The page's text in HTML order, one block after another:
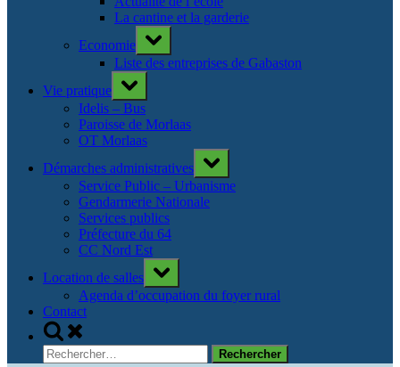
La cantine et la garderie
Economie
Toggle
sub-
menu
Liste des entreprises de Gabaston
Vie pratique
Toggle
sub-
menu
Idelis – Bus
Paroisse de Morlaas
OT Morlaas
Démarches administratives
Toggle
sub-
menu
Service Public – Urbanisme
Gendarmerie Nationale
Services publics
Préfecture du 64
CC Nord Est
Location de salles
Toggle
sub-
menu
Agenda d’occupation du foyer rural
Contact
Toggle
search
form
Rechercher :